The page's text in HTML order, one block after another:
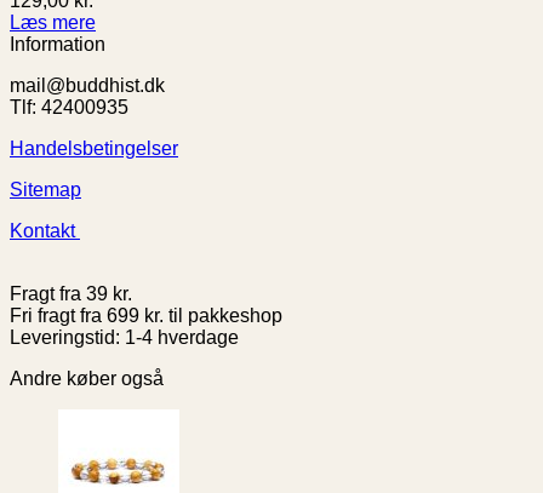
Læs mere
Information
mail@buddhist.dk
Tlf: 42400935
Handelsbetingelser
Sitemap
Kontakt
Fragt fra 39 kr.
Fri fragt fra 699 kr. til pakkeshop
Leveringstid: 1-4 hverdage
Andre køber også